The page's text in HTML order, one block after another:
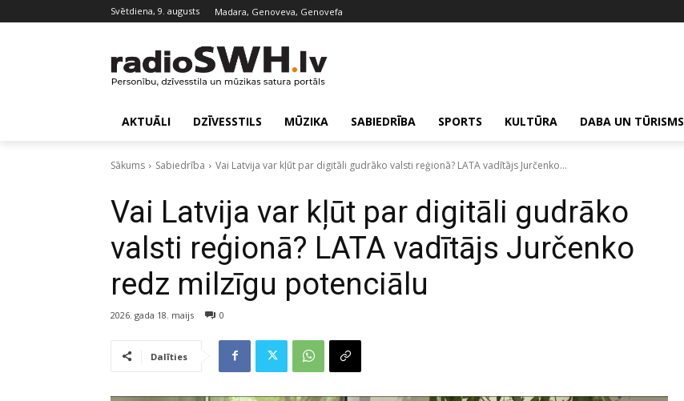
svētdiena, 9. augusts Madara, Genoveva, Genovefa
AKTUĀLI DZĪVESSTILS MŪZIKA SABIEDRĪBA SPORTS KULTŪRA DABA UN TŪRISMS
Sākums Sabiedrība Vai Latvija var kļūt par digitāli gudrāko valsti reģionā? LATA vadītājs Jurčenko...
Vai Latvija var kļūt par digitāli gudrāko
valsti reģionā? LATA vadītājs Jurčenko
redz milzīgu potenciālu
2026. gada 18. maijs 0
Dalīties